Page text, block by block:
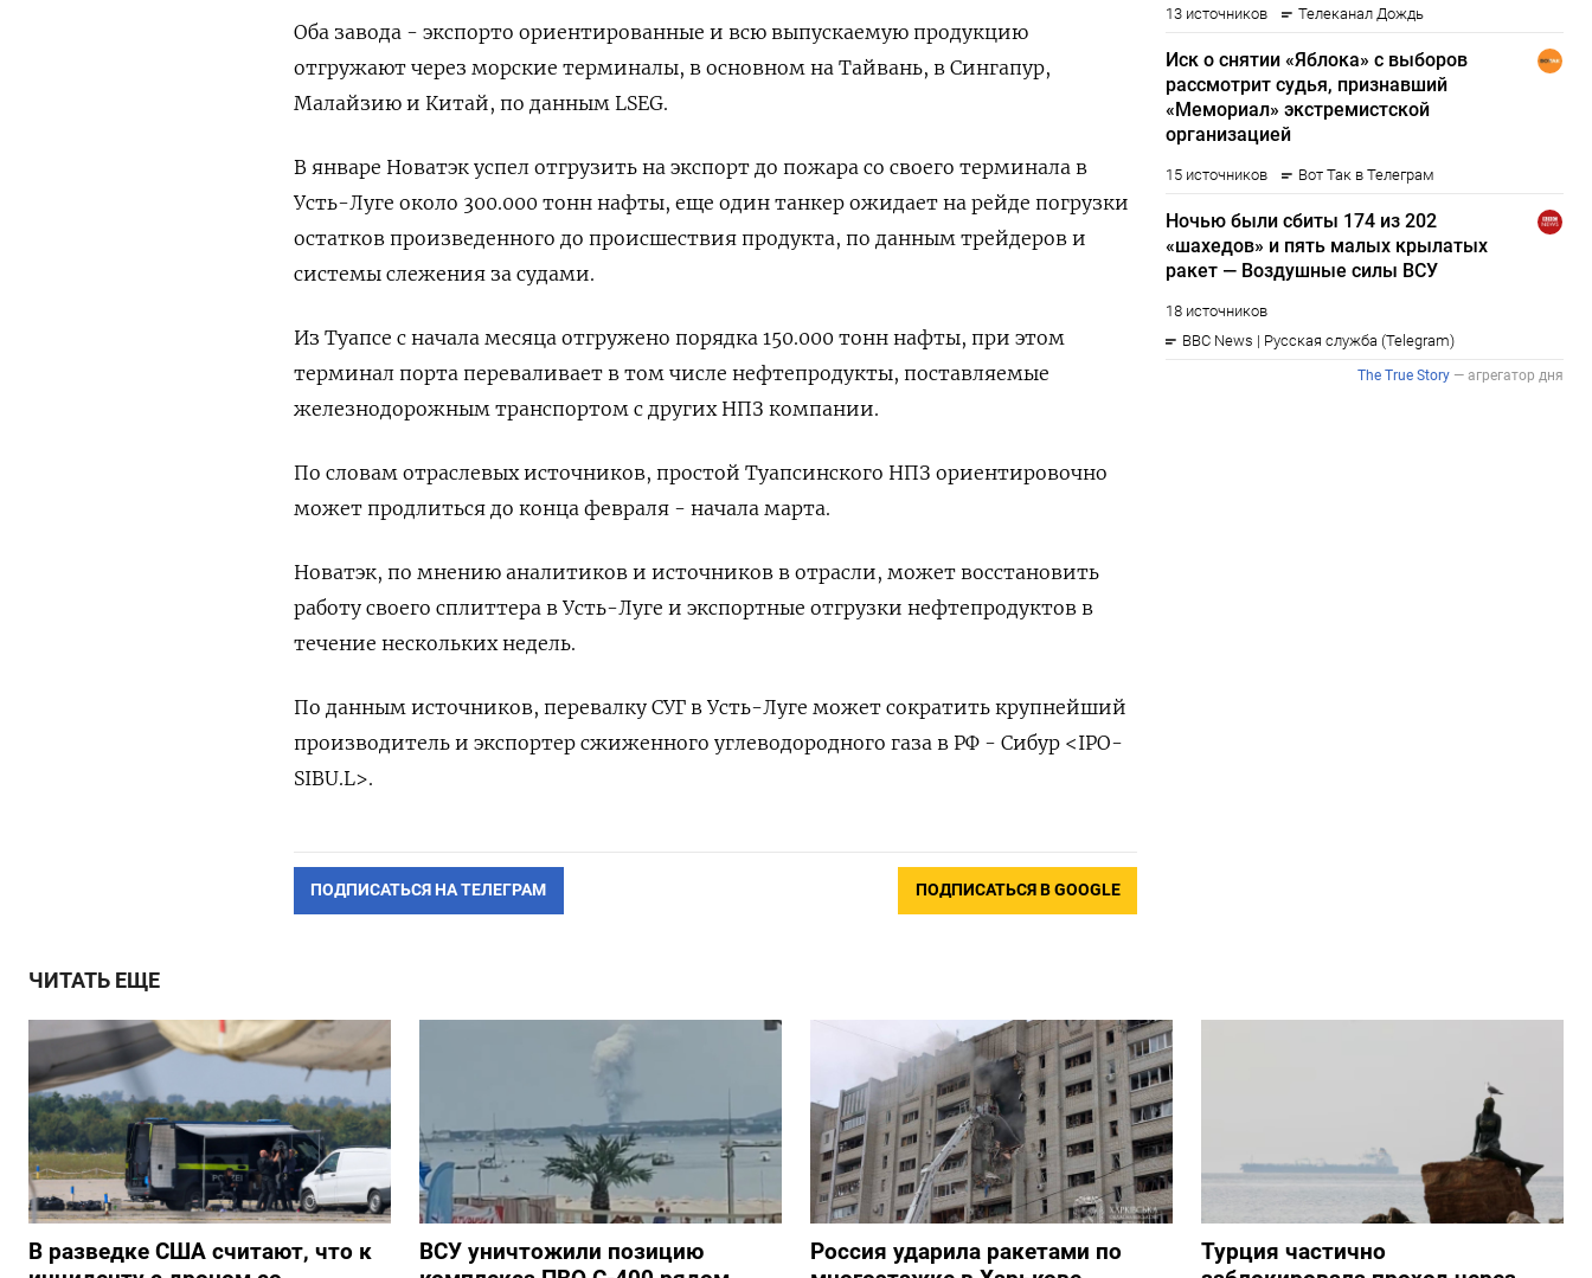
Оба завода - экспорто ориентированные и всю выпускаемую продукцию
отгружают через морские терминалы, в основном на Тайвань, в Сингапур,
Малайзию и Китай, по данным LSEG.
В январе Новатэк успел отгрузить на экспорт до пожара со своего терминала в
Усть-Луге около 300.000 тонн нафты, еще один танкер ожидает на рейде погрузки
остатков произведенного до происшествия продукта, по данным трейдеров и
системы слежения за судами.
Из Туапсе с начала месяца отгружено порядка 150.000 тонн нафты, при этом
терминал порта переваливает в том числе нефтепродукты, поставляемые
железнодорожным транспортом с других НПЗ компании.
По словам отраслевых источников, простой Туапсинского НПЗ ориентировочно
может продлиться до конца февраля - начала марта.
Новатэк, по мнению аналитиков и источников в отрасли, может восстановить
работу своего сплиттера в Усть-Луге и экспортные отгрузки нефтепродуктов в
течение нескольких недель.
По данным источников, перевалку СУГ в Усть-Луге может сократить крупнейший
производитель и экспортер сжиженного углеводородного газа в РФ - Сибур <IPO-
SIBU.L>.
ПОДПИСАТЬСЯ НА ТЕЛЕГРАМ ПОДПИСАТЬСЯ В GOOGLE
ЧИТАТЬ ЕЩЕ
В разведке США считают, что к
ВСУ уничтожили позицию
Россия ударила ракетами по
Турция частично